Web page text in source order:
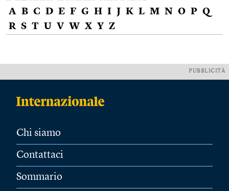
A B C D E F G H I J K L M N O P Q
R S T U V W X Y Z
PUBBLICITÀ
Chi siamo
Contattaci
Sommario